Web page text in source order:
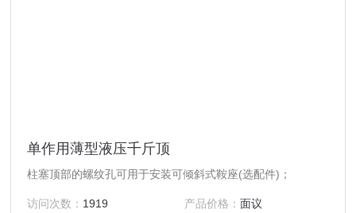
单作用薄型液压千斤顶
柱塞顶部的螺纹孔可用于安装可倾斜式鞍座(选配件)；
访问次数： 1919 产品价格： 面议